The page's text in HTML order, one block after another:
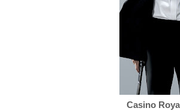
Casino